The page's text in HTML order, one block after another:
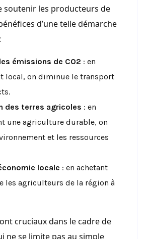
soutenir les producteurs de
d’une telle démarche
émissions de CO2 : en
local, on diminue le transport
des terres agricoles : en
une agriculture durable, on
et les ressources
locale : en achetant
les agriculteurs de la région à
cruciaux dans le cadre de
ne se limite pas au simple